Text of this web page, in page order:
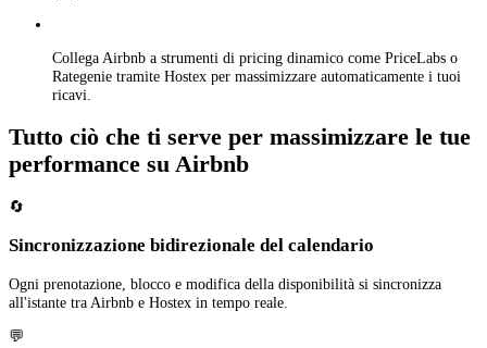
Collega Airbnb a strumenti di pricing dinamico come PriceLabs o
Rategenie tramite Hostex per massimizzare automaticamente i tuoi
ricavi.
Tutto ciò che ti serve per massimizzare le tue
performance su Airbnb
🔄
Sincronizzazione bidirezionale del calendario
Ogni prenotazione, blocco e modifica della disponibilità si sincronizza
all'istante tra Airbnb e Hostex in tempo reale.
💬